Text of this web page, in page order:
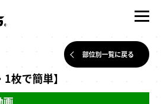
枚で簡単】
部位別一覧に戻る